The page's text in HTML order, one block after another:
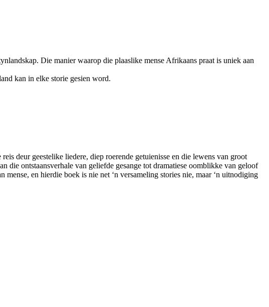
Die manier waarop die plaaslike mense Afrikaans praat is uniek aan
kan in elke storie gesien word.
reis deur geestelike liedere, diep roerende getuienisse en die lewens van groot
ontstaansverhale van geliefde gesange tot dramatiese oomblikke van geloof
en hierdie boek is nie net ‘n versameling stories nie, maar ‘n uitnodiging